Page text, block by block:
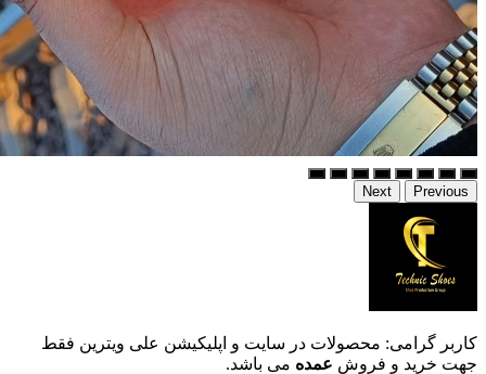
Previous
Next
کاربر گرامی: محصولات در سایت و اپلیکیشن علی ویترین فقط
جهت خرید و فروش عمده می باشد.